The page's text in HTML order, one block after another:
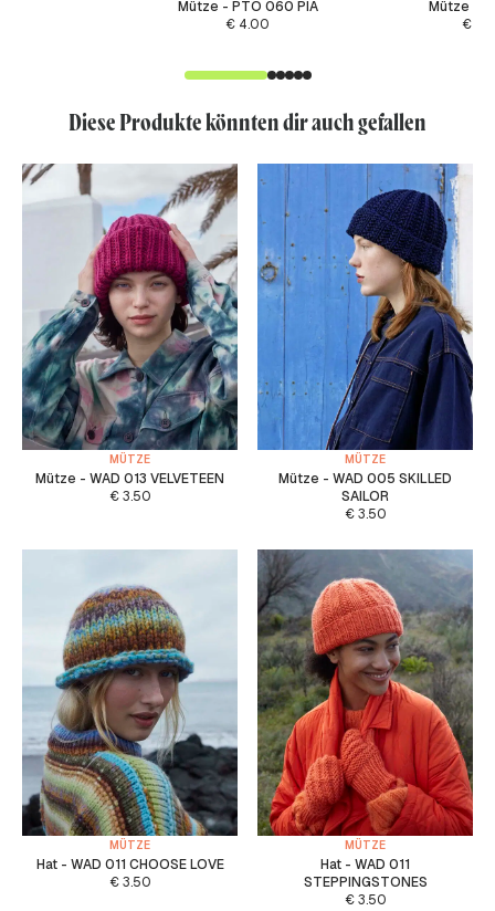
Mütze - PTO 060 PIA
€ 4.00
Mütze -
€
Diese Produkte könnten dir auch gefallen
MÜTZE
Mütze - WAD 013 VELVETEEN
€3.50
MÜTZE
Mütze - WAD 005 SKILLED
SAILOR
€3.50
MÜTZE
Hat - WAD 011 CHOOSE LOVE
€3.50
MÜTZE
Hat - WAD 011
STEPPINGSTONES
€3.50